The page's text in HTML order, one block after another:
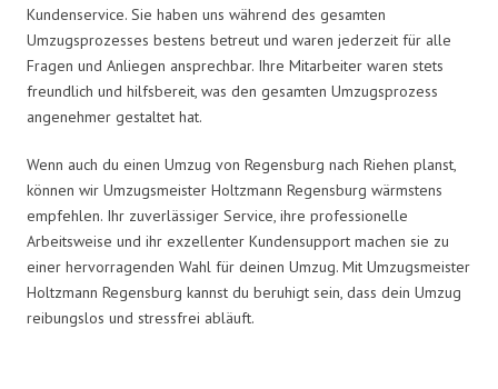
Kundenservice. Sie haben uns während des gesamten
Umzugsprozesses bestens betreut und waren jederzeit für alle
Fragen und Anliegen ansprechbar. Ihre Mitarbeiter waren stets
freundlich und hilfsbereit, was den gesamten Umzugsprozess
angenehmer gestaltet hat.
Wenn auch du einen Umzug von Regensburg nach Riehen planst,
können wir Umzugsmeister Holtzmann Regensburg wärmstens
empfehlen. Ihr zuverlässiger Service, ihre professionelle
Arbeitsweise und ihr exzellenter Kundensupport machen sie zu
einer hervorragenden Wahl für deinen Umzug. Mit Umzugsmeister
Holtzmann Regensburg kannst du beruhigt sein, dass dein Umzug
reibungslos und stressfrei abläuft.